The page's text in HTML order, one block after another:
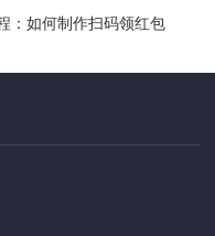
：如何制作扫码领红包